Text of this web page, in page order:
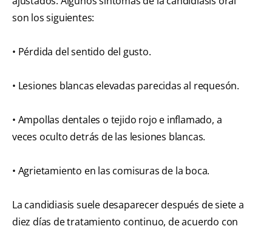
son los siguientes:
• Pérdida del sentido del gusto.
• Lesiones blancas elevadas parecidas al requesón.
• Ampollas dentales o tejido rojo e inflamado, a
veces oculto detrás de las lesiones blancas.
• Agrietamiento en las comisuras de la boca.
La candidiasis suele desaparecer después de siete a
diez días de tratamiento continuo, de acuerdo con